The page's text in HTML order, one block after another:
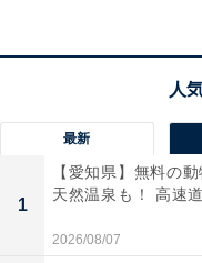
も気持ち良かったで
きました！」という
湯を絶景とともに楽
たい人におすすめの
あわせて読みたい
最新
1
【愛知県】無料の
天然温泉も！ 高速
2026/08/07